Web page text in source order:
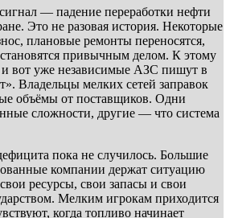
— падение переработки нефти
Это не разовая история. Некоторые
плановые ремонты переносятся,
привычным делом. К этому
вот уже независимые АЗС пишут в
Владельцы мелких сетей заправок
объёмы от поставщиков. Одни
сложности, другие — что система
пока не случилось. Большие
компании держат ситуацию
ресурсы, свои запасы и свои
Мелким игрокам приходится
когда топливо начинает